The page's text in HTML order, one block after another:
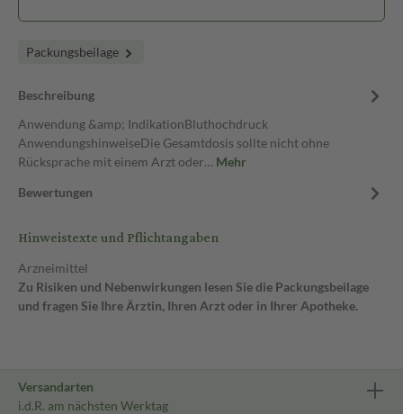
Packungsbeilage
Beschreibung
Anwendung &amp; IndikationBluthochdruck
AnwendungshinweiseDie Gesamtdosis sollte nicht ohne
Rücksprache mit einem Arzt oder… Mehr
Bewertungen
Hinweistexte und Pflichtangaben
Arzneimittel
Zu Risiken und Nebenwirkungen lesen Sie die Packungsbeilage
und fragen Sie Ihre Ärztin, Ihren Arzt oder in Ihrer Apotheke.
Versandarten
i.d.R. am nächsten Werktag